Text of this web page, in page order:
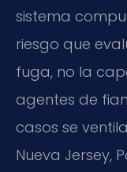
sistema
riesgo que
fuga, no la
agentes de
casos se
Nueva Jersey,